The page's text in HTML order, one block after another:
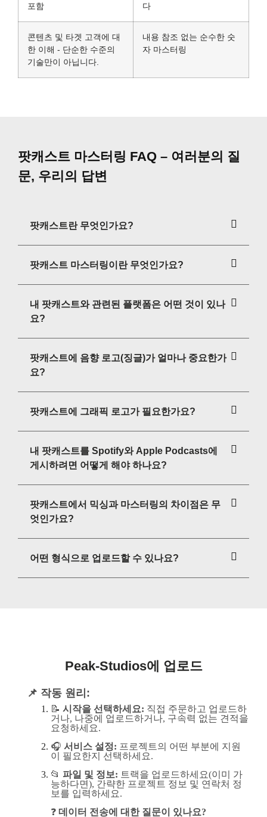
포함
다
콘텐츠 및 타겟 고객에 대
한 이해 - 단순한 수준의
기술만이 아닙니다.
내용 참조 없는 순수한 숫
자 마스터링
팟캐스트 마스터링 FAQ – 여러분의 질
문, 우리의 답변
팟캐스트란 무엇인가요?
팟캐스트 마스터링이란 무엇인가요?
내 팟캐스트와 관련된 플랫폼은 어떤 것이 있나
요?
팟캐스트에 음향 로고(징글)가 얼마나 중요한가
요?
팟캐스트에 그래픽 로고가 필요한가요?
내 팟캐스트를 Spotify와 Apple Podcasts에
게시하려면 어떻게 해야 하나요?
팟캐스트에서 믹싱과 마스터링의 차이점은 무
엇인가요?
어떤 형식으로 업로드할 수 있나요?
Peak-Studios에 업로드
📌 작동 원리:
📝 시작을 선택하세요: 직접 주문하고 업로드하
거나, 나중에 업로드하거나, 구속력 없는 견적을
요청하세요.
🎧 서비스 설정: 프로젝트의 어떤 부분에 지원
이 필요한지 선택하세요.
📂 파일 및 정보: 트랙을 업로드하세요(이미 가
능하다면), 간략한 프로젝트 정보 및 연락처 정
보를 입력하세요.
❓ 데이터 전송에 대한 질문이 있나요?